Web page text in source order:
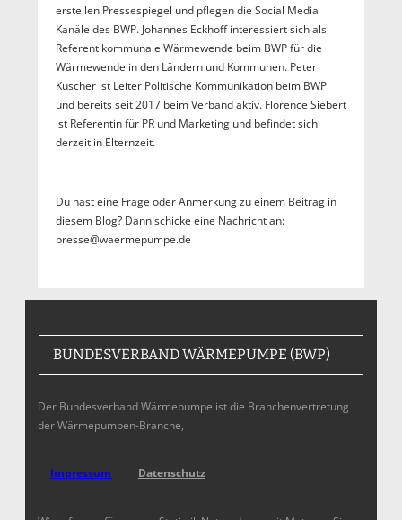
erstellen Pressespiegel und pflegen die Social Media
Kanäle des BWP. Johannes Eckhoff interessiert sich als
Referent kommunale Wärmewende beim BWP für die
Wärmewende in den Ländern und Kommunen. Peter
Kuscher ist Leiter Politische Kommunikation beim BWP
und bereits seit 2017 beim Verband aktiv. Florence Siebert
ist Referentin für PR und Marketing und befindet sich
derzeit in Elternzeit.
Du hast eine Frage oder Anmerkung zu einem Beitrag in
diesem Blog? Dann schicke eine Nachricht an:
presse@waermepumpe.de
BUNDESVERBAND WÄRMEPUMPE (BWP)
Der Bundesverband Wärmepumpe ist die Branchenvertretung
der Wärmepumpen-Branche,
Impressum Datenschutz